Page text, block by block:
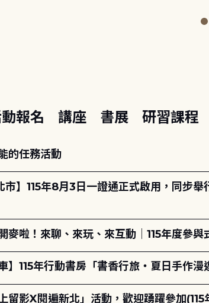
報名 講座 書展 研習課程
的任務活動
市】115年8月3日一證通正式啟用，同步
麥啦！來聊、來玩、來互動｜115年度參
】115年行動書房「書香行旅・夏日手作
留影X閱遍新北」活動，歡迎踴躍參加(115